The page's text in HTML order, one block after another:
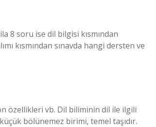
8 soru ise dil bilgisi kısmından
kısmından sınavda hangi dersten ve
özellikleri vb. Dil biliminin dil ile ilgili
bölünemez birimi, temel taşıdır.